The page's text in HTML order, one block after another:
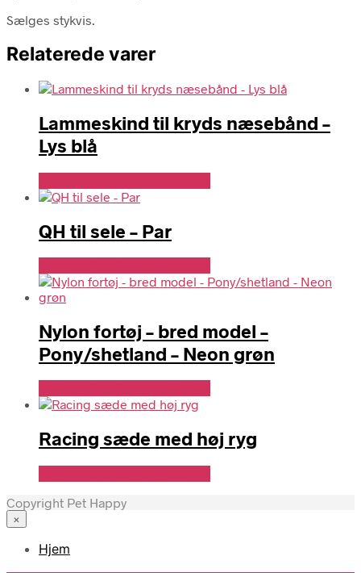
Sælges stykvis.
Relaterede varer
Lammeskind til kryds næsebånd –
Lys blå
QH til sele – Par
Nylon fortøj – bred model –
Pony/shetland – Neon grøn
Racing sæde med høj ryg
Copyright Pet Happy
×
Hjem